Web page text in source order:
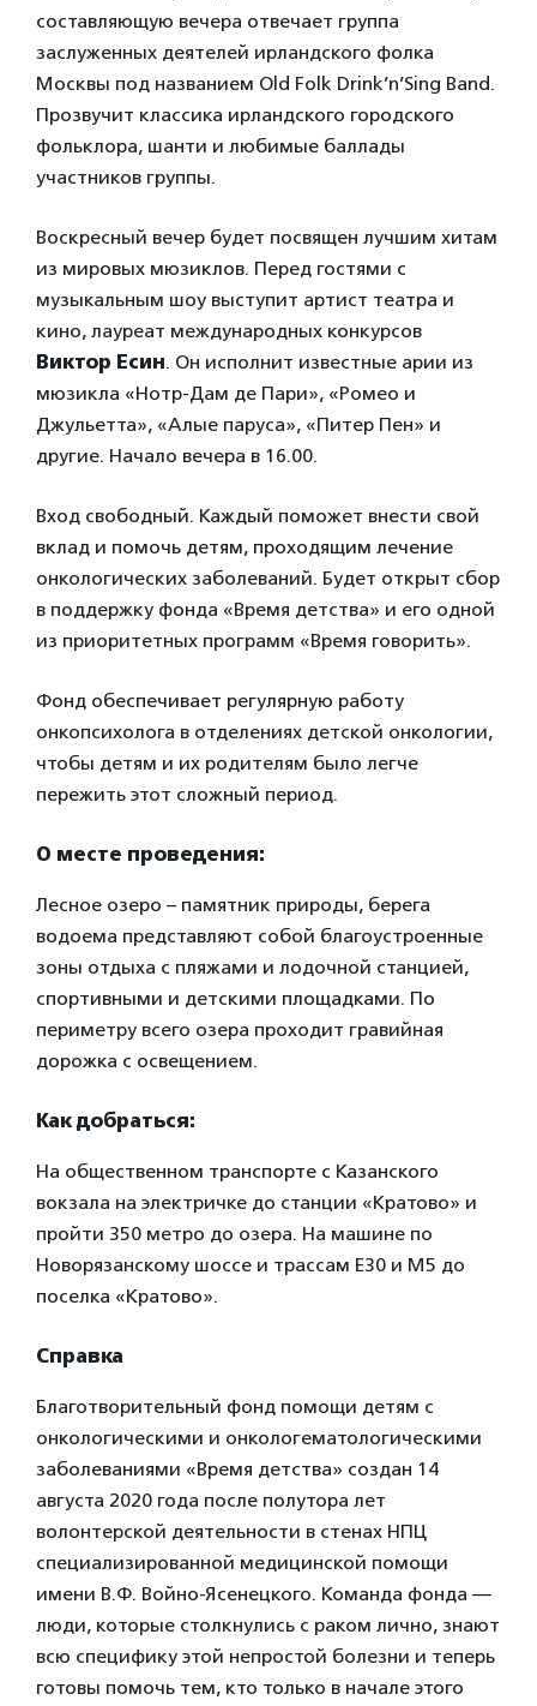
составляющую вечера отвечает группа
заслуженных деятелей ирландского фолка
Москвы под названием Old Folk Drink’n’Sing Band.
Прозвучит классика ирландского городского
фольклора, шанти и любимые баллады
участников группы.
Воскресный вечер будет посвящен лучшим хитам
из мировых мюзиклов. Перед гостями с
музыкальным шоу выступит артист театра и
кино, лауреат международных конкурсов
Виктор Есин. Он исполнит известные арии из
мюзикла «Нотр-Дам де Пари», «Ромео и
Джульетта», «Алые паруса», «Питер Пен» и
другие. Начало вечера в 16.00.
Вход свободный. Каждый поможет внести свой
вклад и помочь детям, проходящим лечение
онкологических заболеваний. Будет открыт сбор
в поддержку фонда «Время детства» и его одной
из приоритетных программ «Время говорить».
Фонд обеспечивает регулярную работу
онкопсихолога в отделениях детской онкологии,
чтобы детям и их родителям было легче
пережить этот сложный период.
О месте проведения:
Лесное озеро – памятник природы, берега
водоема представляют собой благоустроенные
зоны отдыха с пляжами и лодочной станцией,
спортивными и детскими площадками. По
периметру всего озера проходит гравийная
дорожка с освещением.
Как добраться:
На общественном транспорте с Казанского
вокзала на электричке до станции «Кратово» и
пройти 350 метро до озера. На машине по
Новорязанскому шоссе и трассам Е30 и М5 до
поселка «Кратово».
Справка
Благотворительный фонд помощи детям с
онкологическими и онкологематологическими
заболеваниями «Время детства» создан 14
августа 2020 года после полутора лет
волонтерской деятельности в стенах НПЦ
специализированной медицинской помощи
имени В.Ф. Войно-Ясенецкого. Команда фонда —
люди, которые столкнулись с раком лично, знают
всю специфику этой непростой болезни и теперь
готовы помочь тем, кто только в начале этого